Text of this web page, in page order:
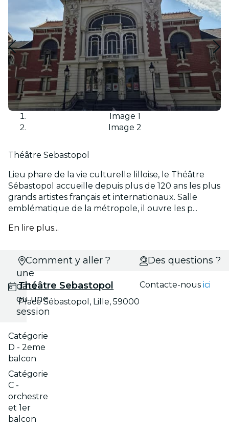
Image 1
Image 2
Théâtre Sebastopol
Lieu phare de la vie culturelle lilloise, le Théâtre
Sébastopol accueille depuis plus de 120 ans les plus
grands artistes français et internationaux. Salle
emblématique de la métropole, il ouvre les p...
En lire plus...
Choisis
une
date
ou une
session
Catégorie
D - 2eme
balcon
Catégorie
C -
orchestre
et 1er
balcon
Comment y aller ?
Théâtre Sebastopol
Place Sébastopol, Lille, 59000
Des questions ?
Contacte-nousici